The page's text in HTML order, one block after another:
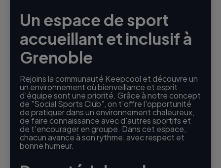
Un espace de sport
accueillant et inclusif à
Grenoble
Rejoins la communauté Keepcool et découvre un
un environnement où bienveillance et esprit
d’équipe sont une priorité. Grâce à notre concept
de "Social Sports Club", on t'offre l'opportunité
de pratiquer dans un environnement chaleureux,
de faire connaissance avec d'autres sportifs et
de t'encourager en groupe. Dans cet espace,
chacun avance à son rythme, avec respect et
bonne humeur.